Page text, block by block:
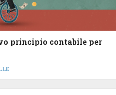
principio contabile per